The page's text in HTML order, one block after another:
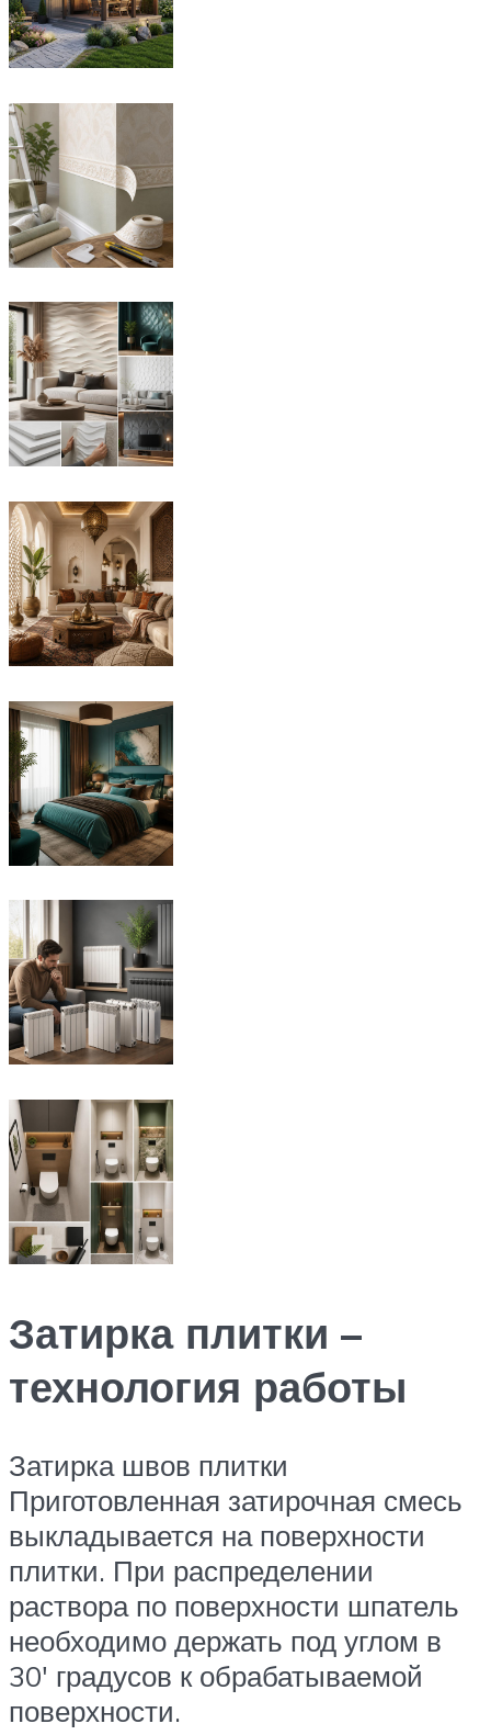
Затирка плитки –
технология работы
Затирка швов плитки
Приготовленная затирочная смесь
выкладывается на поверхности
плитки. При распределении
раствора по поверхности шпатель
необходимо держать под углом в
30′ градусов к обрабатываемой
поверхности.